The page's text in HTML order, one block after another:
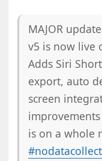
MAJOR
v5 is now live
Adds Siri
export, auto
screen
is on a whole